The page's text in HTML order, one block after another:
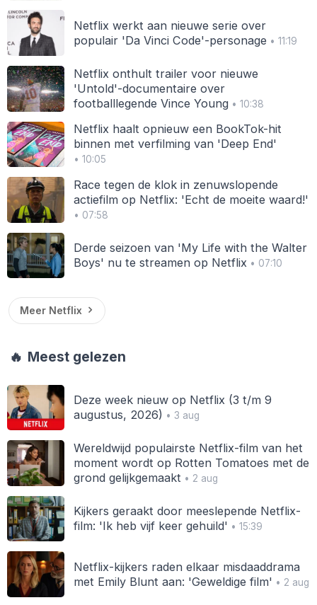
Netflix werkt aan nieuwe serie over
populair 'Da Vinci Code'-personage • 11:19
Netflix onthult trailer voor nieuwe
'Untold'-documentaire over
footballlegende Vince Young• 10:38
Netflix haalt opnieuw een BookTok-hit
binnen met verfilming van 'Deep End'
• 10:05
Race tegen de klok in zenuwslopende
actiefilm op Netflix: 'Echt de moeite waard!'
• 07:58
Derde seizoen van 'My Life with the Walter
Boys' nu te streamen op Netflix • 07:10
Meer Netflix
🔥 Meest gelezen
Deze week nieuw op Netflix (3 t/m 9
augustus, 2026) • 3 aug
Wereldwijd populairste Netflix-film van het
moment wordt op Rotten Tomatoes met de
grond gelijkgemaakt • 2 aug
Kijkers geraakt door meeslepende Netflix-
film: 'Ik heb vijf keer gehuild' • 15:39
Netflix-kijkers raden elkaar misdaaddrama
met Emily Blunt aan: 'Geweldige film' • 2 aug